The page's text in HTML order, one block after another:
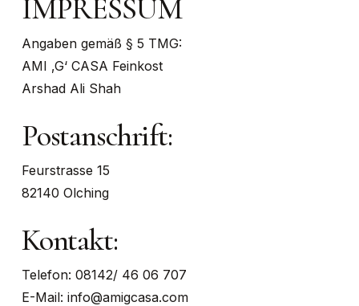
IMPRESSUM
Angaben gemäß § 5 TMG:
AMI ‚G‘ CASA Feinkost
Arshad Ali Shah
Postanschrift:
Feurstrasse 15
82140 Olching
Kontakt:
Telefon: 08142/ 46 06 707
E-Mail: info@amigcasa.com